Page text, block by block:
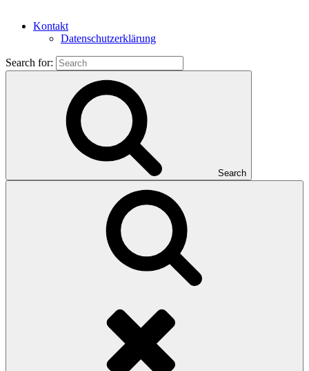
Kontakt
Datenschutzerklärung
Search for:
Search